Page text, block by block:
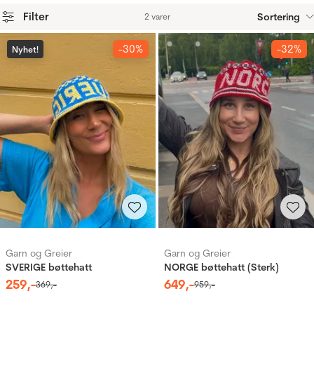
Filter 2 varer Sortering
Produkter
-30%
Nyhet!
Garn og Greier
SVERIGE bøttehatt
259,-369,-
-32%
Garn og Greier
NORGE bøttehatt (Sterk)
649,-959,-